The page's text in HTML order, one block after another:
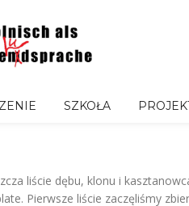
SZKOŁA
liście dębu, klonu i
Pierwsze liście zaczęliśmy